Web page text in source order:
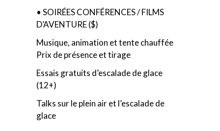
• SOIRÉES CONFÉRENCES / FILMS
D’AVENTURE ($)
Musique, animation et tente chauffée
Prix de présence et tirage
Essais gratuits d’escalade de glace
(12+)
Talks sur le plein air et l’escalade de
glace